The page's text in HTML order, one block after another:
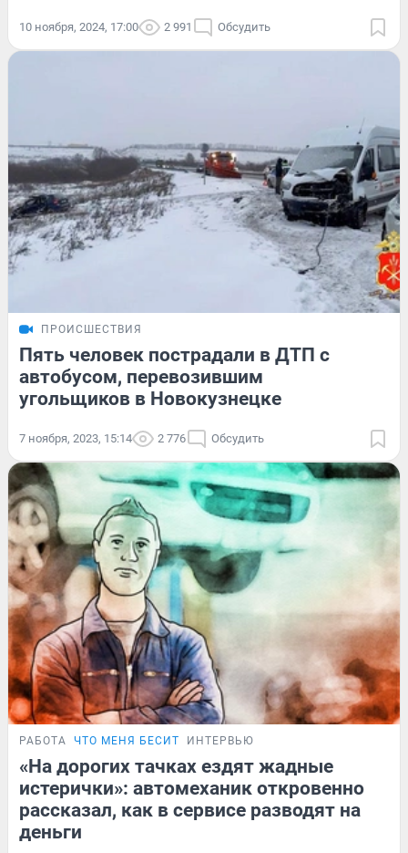
10 ноября, 2024, 17:00 2 991 Обсудить
ПРОИСШЕСТВИЯ
Пять человек пострадали в ДТП с
автобусом, перевозившим
угольщиков в Новокузнецке
7 ноября, 2023, 15:14 2 776 Обсудить
РАБОТА ЧТО МЕНЯ БЕСИТ ИНТЕРВЬЮ
«На дорогих тачках ездят жадные
истерички»: автомеханик откровенно
рассказал, как в сервисе разводят на
деньги